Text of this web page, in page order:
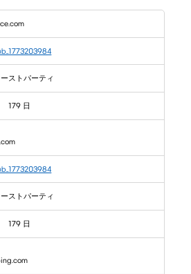
ストパーティ
179 日
ストパーティ
179 日